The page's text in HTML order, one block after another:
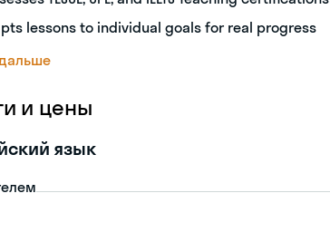
lessons to individual goals for real progress
и цены
язык